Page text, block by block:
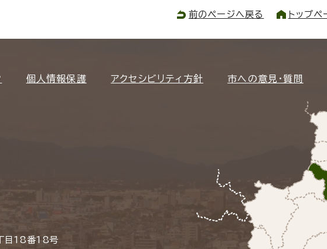
前のページへ戻る トップ
個人情報保護 アクセシビリティ方針 市への意見・質問
目18番18号